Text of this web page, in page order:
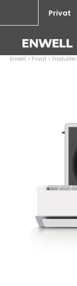
Privat
Enwell > Privat > Produkter